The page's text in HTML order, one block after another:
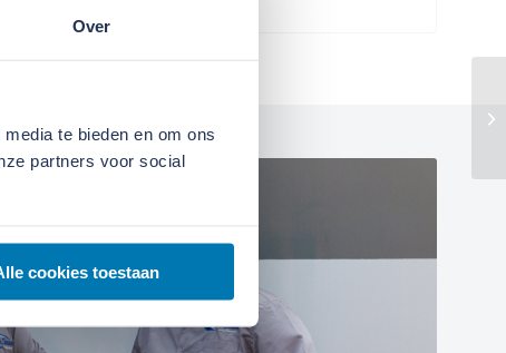
Over
te bieden en om ons
partners voor social
cookies toestaan